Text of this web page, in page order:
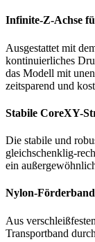
Infinite-Z-Achse
Ausgestattet mit
kontinuierliches
das Modell mit
zeitsparend und
Stabile CoreXY-
Die stabile und
gleichschenklig-
ein
Nylon-Förderband
Aus
Transportband